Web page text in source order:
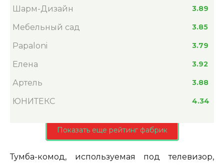
Шарм-Дизайн 3.89
Мебельный сад 3.85
Papaloni 3.79
Елена 3.92
Артель 3.88
ЮНИТЕКС 4.34
Показать еще рейтинг фабрик
Тумба-комод, используемая под телевизор,